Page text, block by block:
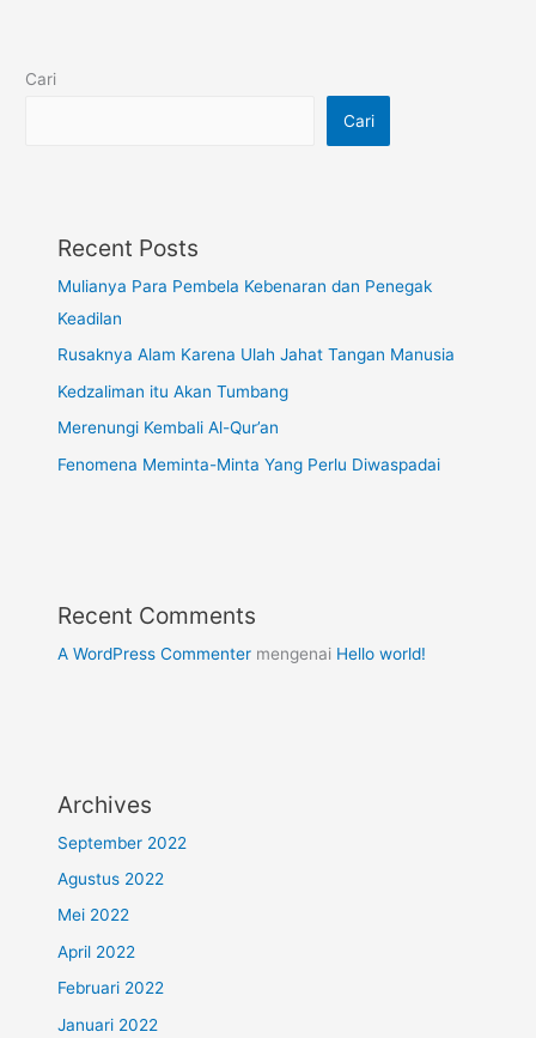
Cari
Cari
Recent Posts
Mulianya Para Pembela Kebenaran dan Penegak
Keadilan
Rusaknya Alam Karena Ulah Jahat Tangan Manusia
Kedzaliman itu Akan Tumbang
Merenungi Kembali Al-Qur’an
Fenomena Meminta-Minta Yang Perlu Diwaspadai
Recent Comments
A WordPress Commenter mengenai Hello world!
Archives
September 2022
Agustus 2022
Mei 2022
April 2022
Februari 2022
Januari 2022